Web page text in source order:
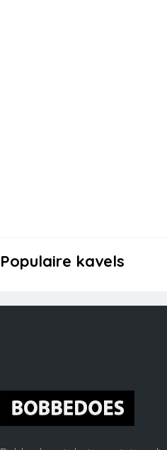
Populaire kavels